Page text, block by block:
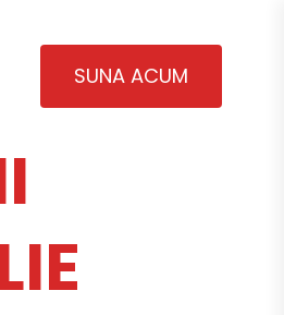
SUNA ACUM